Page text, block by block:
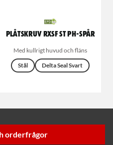
Plåtskruv RXSF ST PH-spår
Med kullrigt huvud och fläns
Stål
Delta Seal Svart
orderfrågor